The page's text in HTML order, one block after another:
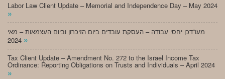
Labor Law Client Update – Memorial and Independence Day – May 2024
»
מעו”דכן יחסי עבודה – העסקת עובדים ביום הזיכרון וביום העצמאות – מאי
»
Tax Client Update – Amendment No. 272 to the Israel Income Tax
Ordinance: Reporting Obligations on Trusts and Individuals – April 2024
»